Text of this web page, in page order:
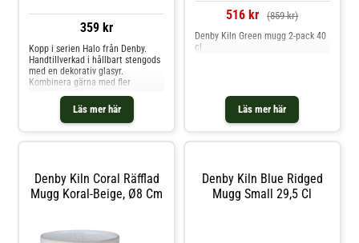
359 kr
Läs mer här
Kopp i serien Halo från Denby.
Handtillverkad i hållbart stengods
med en dekorativ glasyr.
Kombinera gärna med fler
produkter från samma serie,
exempelvis ett matchande fat, för
en enhetlig dukning.Alla delar kan
med största förtroende användas i
516 kr (859 kr)
Läs mer här
Denby Kiln Green mugg 2-pack 40
cl
Denby Kiln Coral Räfflad
Mugg Koral-Beige, Ø8 Cm
Denby Kiln Blue Ridged
Mugg Small 29,5 Cl